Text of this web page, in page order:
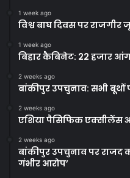
1 week ago
विश्व बाघ दिवस पर
1 week ago
बिहार कैबिनेट: 22 हजार
2 weeks ago
बांकीपुर उपचुनाव: सभी बूथों
2 weeks ago
एशिया पैसिफिक एक्सीलेंस
2 weeks ago
बांकीपुर उपचुनाव पर राजद
गंभीर आरोप’